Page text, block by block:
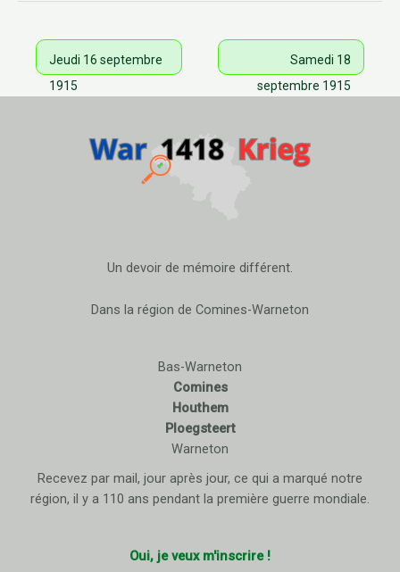
Jeudi 16 septembre
1915
Samedi 18
septembre 1915
Un devoir de mémoire différent.
Dans la région de Comines-Warneton
Bas-Warneton
Comines
Houthem
Ploegsteert
Warneton
Recevez par mail, jour après jour, ce qui a marqué notre
région, il y a 110 ans pendant la première guerre mondiale.
Oui, je veux m'inscrire !